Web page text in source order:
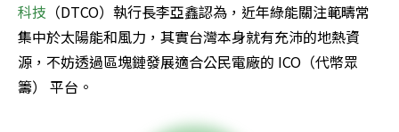
科技 （DTCO）執行長李亞鑫認為，近年綠能關注範疇常
集中於太陽能和風力，其實台灣本身就有充沛的地熱資
源，不妨透過區塊鏈發展適合公民電廠的 ICO（代幣眾
籌） 平台。